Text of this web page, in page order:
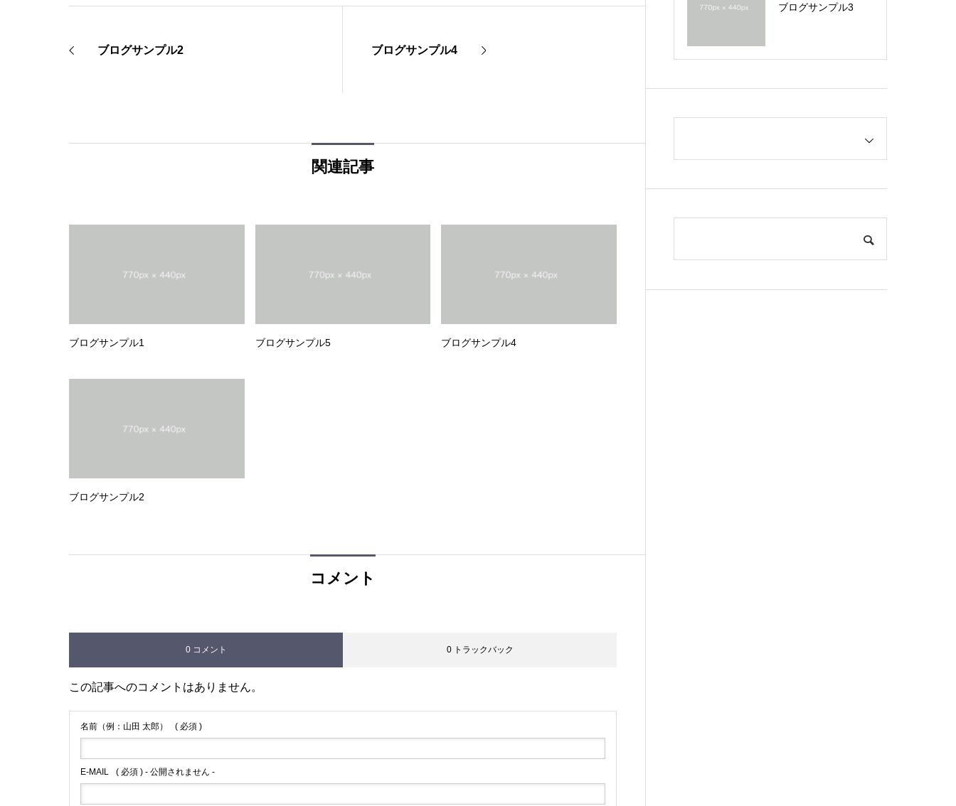
ブログサンプル2 ブログサンプル4
関連記事
ブログサンプル1 ブログサンプル5 ブログサンプル4
ブログサンプル2
コメント
0 コメント 0 トラックバック
この記事へのコメントはありません。
名前（例：山田 太郎） ( 必須 )
E-MAIL ( 必須 ) - 公開されません -
ブログサンプル3